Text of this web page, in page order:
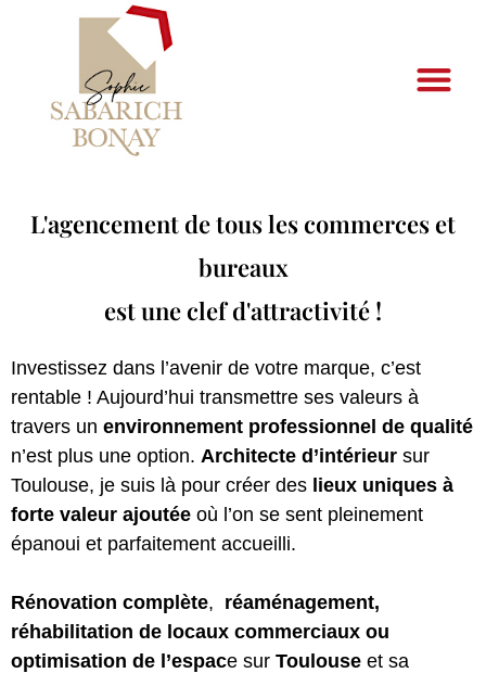
L'agencement de tous les commerces et
bureaux
est une clef d'attractivité !
Investissez dans l’avenir de votre marque, c’est
rentable ! Aujourd’hui transmettre ses valeurs à
travers un environnement professionnel de qualité
n’est plus une option. Architecte d’intérieur sur
Toulouse, je suis là pour créer des lieux uniques à
forte valeur ajoutée où l’on se sent pleinement
épanoui et parfaitement accueilli.
Rénovation complète, réaménagement,
réhabilitation de locaux commerciaux ou
optimisation de l’espace sur Toulouse et sa